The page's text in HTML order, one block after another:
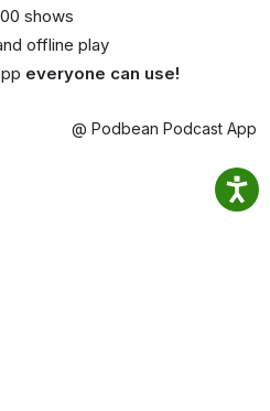
shows
offline play
everyone can use!
@ Podbean Podcast App